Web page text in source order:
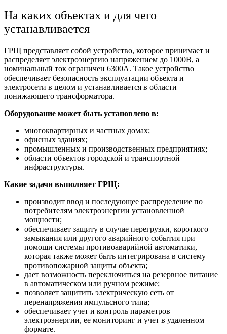
На каких объектах и для чего
устанавливается
ГРЩ представляет собой устройство, которое принимает и
распределяет электроэнергию напряжением до 1000В, а
номинальный ток ограничен 6300А. Такое устройство
обеспечивает безопасность эксплуатации объекта и
электросети в целом и устанавливается в области
понижающего трансформатора.
Оборудование может быть установлено в:
многоквартирных и частных домах;
офисных зданиях;
промышленных и производственных предприятиях;
области объектов городской и транспортной
инфраструктуры.
Какие задачи выполняет ГРЩ:
производит ввод и последующее распределение по
потребителям электроэнергии установленной
мощности;
обеспечивает защиту в случае перегрузки, короткого
замыкания или другого аварийного события при
помощи системы противоаварийной автоматики,
которая также может быть интегрирована в систему
противопожарной защиты объекта;
дает возможность переключиться на резервное питание
в автоматическом или ручном режиме;
позволяет защитить электрическую сеть от
перенапряжения импульсного типа;
обеспечивает учет и контроль параметров
электроэнергии, ее мониторинг и учет в удаленном
формате.